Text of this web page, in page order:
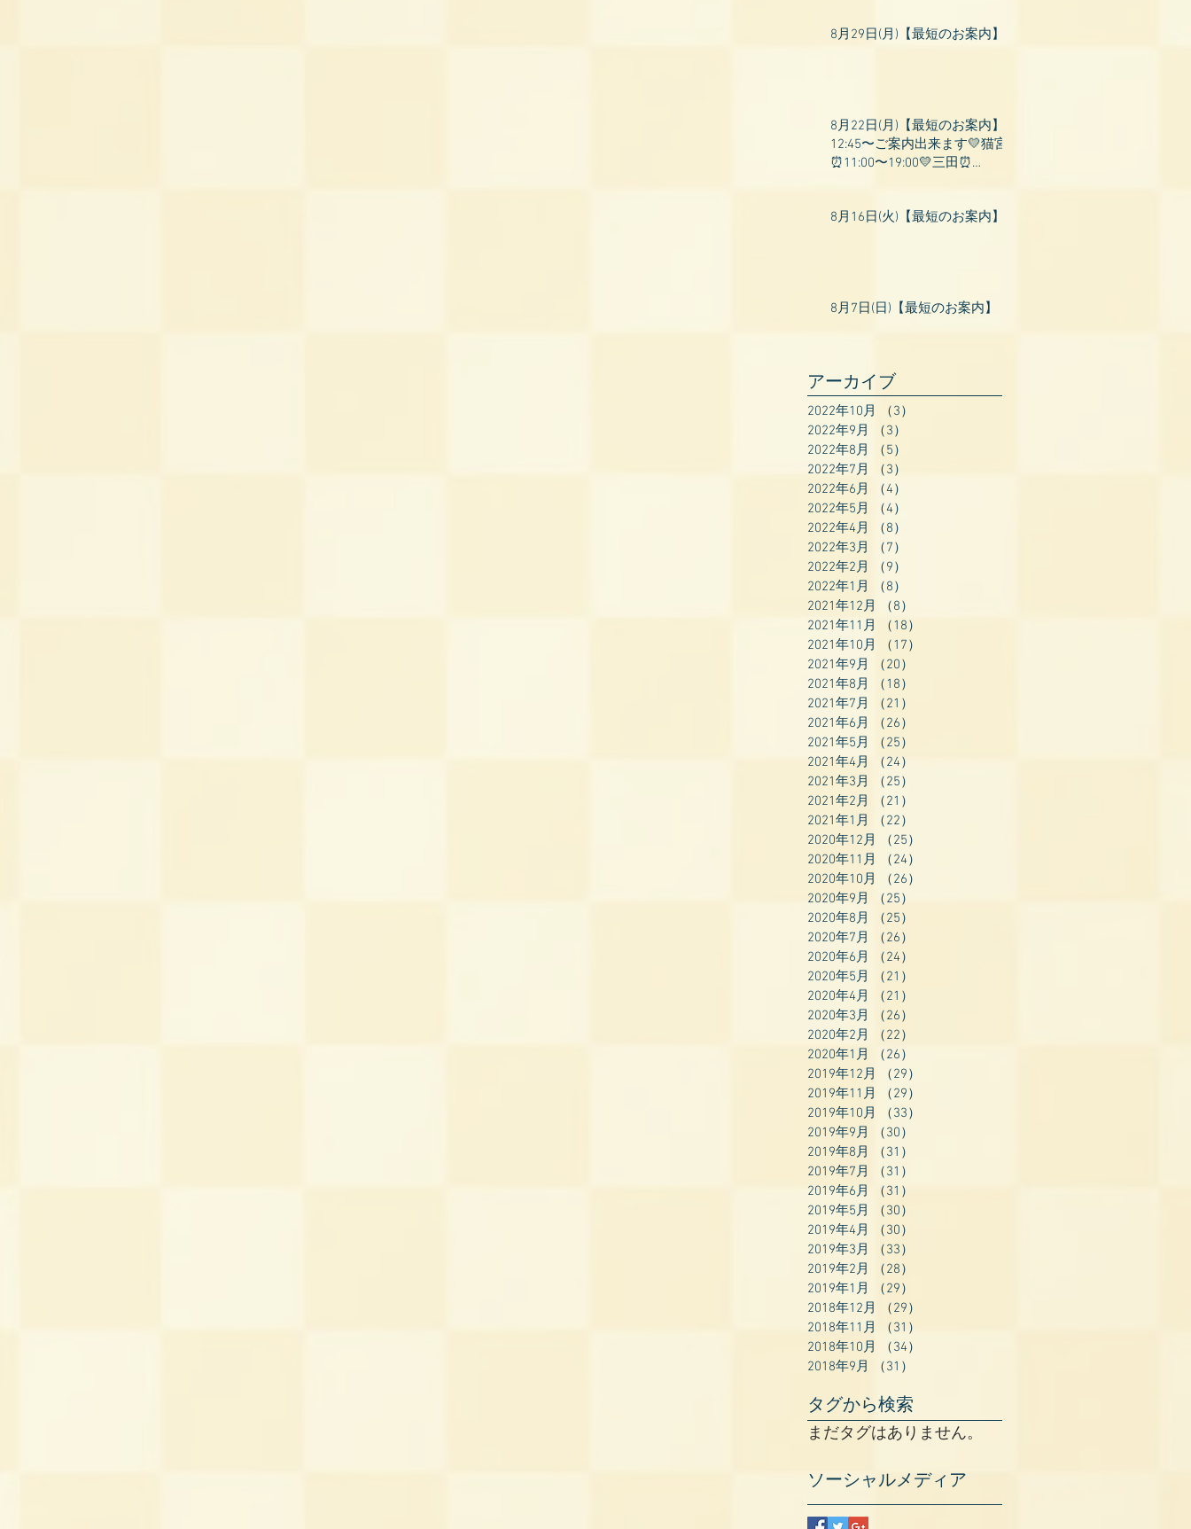
8月29日(月)【最短のお案内】
8月22日(月)【最短のお案内】
12:45〜ご案内出来ます💛猫宮
⏰11:00〜19:00💛三田⏰
8月16日(火)【最短のお案内】
8月7日(日)【最短のお案内】
アーカイブ
2022年10月 （3）
2022年9月
（3）
2022年8月
（5）
2022年7月
（3）
2022年6月
（4）
2022年5月
（4）
2022年4月
（8）
2022年3月
（7）
2022年2月
（9）
2022年1月
（8）
2021年12月
（8）
2021年11月
（18）
2021年10月
（17）
2021年9月
（20）
2021年8月
（18）
2021年7月
（21）
2021年6月
（26）
2021年5月
（25）
2021年4月
（24）
2021年3月
（25）
2021年2月
（21）
2021年1月
（22）
2020年12月
（25）
2020年11月
（24）
2020年10月
（26）
2020年9月
（25）
2020年8月
（25）
2020年7月
（26）
2020年6月
（24）
2020年5月
（21）
2020年4月
（21）
2020年3月
（26）
2020年2月
（22）
2020年1月
（26）
2019年12月
（29）
2019年11月
（29）
2019年10月
（33）
2019年9月
（30）
2019年8月
（31）
2019年7月
（31）
2019年6月
（31）
2019年5月
（30）
2019年4月
（30）
2019年3月
（33）
2019年2月
（28）
2019年1月
（29）
2018年12月
（29）
2018年11月
（31）
2018年10月
（34）
2018年9月
（31）
タグから検索
まだタグはありません。
ソーシャルメディア